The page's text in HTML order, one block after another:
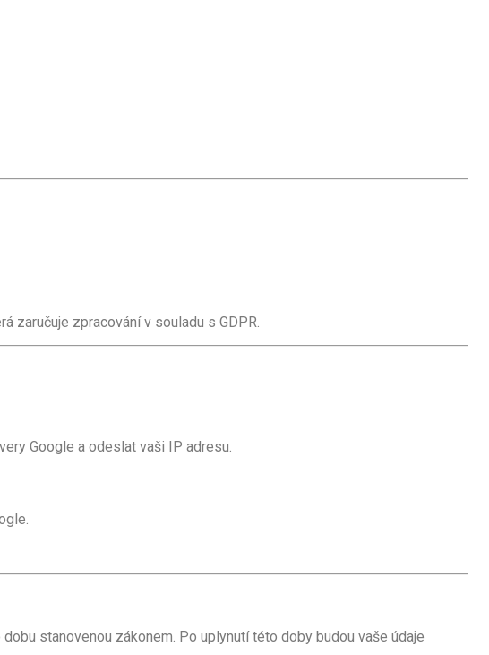
zaručuje zpracování v souladu s GDPR.
Google a odeslat vaši IP adresu.
stanovenou zákonem. Po uplynutí této doby budou vaše údaje